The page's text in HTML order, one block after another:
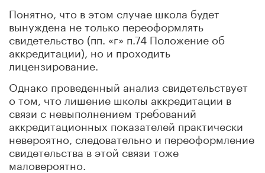
Понятно, что в этом случае школа будет
вынуждена не только переоформлять
свидетельство (пп. «г» п.74 Положение об
аккредитации), но и проходить
лицензирование.
Однако проведенный анализ свидетельствует
о том, что лишение школы аккредитации в
связи с невыполнением требований
аккредитационных показателей практически
невероятно, следовательно и переоформление
свидетельства в этой связи тоже
маловероятно.